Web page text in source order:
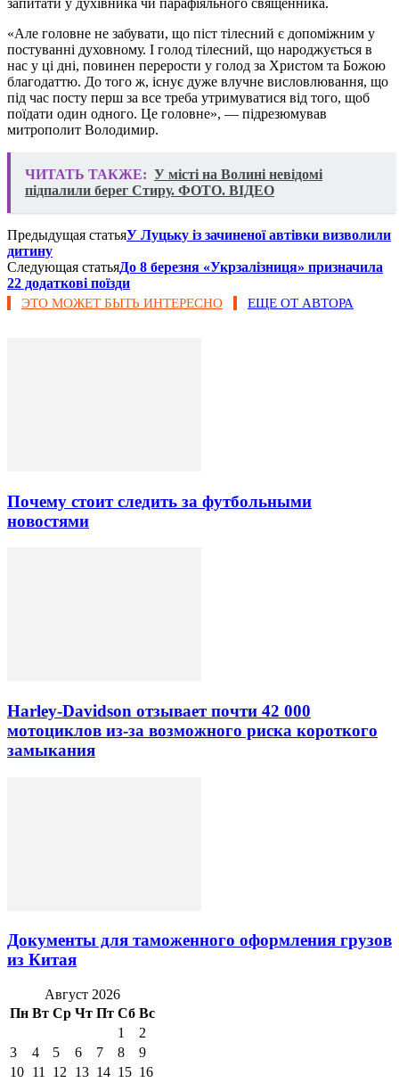
«Але головне не забувати, що піст тілесний є допоміжним у
постуванні духовному. І голод тілесний, що народжується в
нас у ці дні, повинен перерости у голод за Христом та Божою
благодаттю. До того ж, існує дуже влучне висловлювання, що
під час посту перш за все треба утримуватися від того, щоб
поїдати один одного. Це головне», — підрезюмував
митрополит Володимир.
ЧИТАТЬ ТАКЖЕ: У місті на Волині невідомі
підпалили берег Стиру. ФОТО. ВІДЕО
Предыдущая статьяУ Луцьку із зачиненої автівки визволили
дитину
Следующая статьяДо 8 березня «Укрзалізниця» призначила
22 додаткові поїзди
ЭТО МОЖЕТ БЫТЬ ИНТЕРЕСНО ЕЩЕ ОТ АВТОРА
Почему стоит следить за футбольными
новостями
Harley-Davidson отзывает почти 42 000
мотоциклов из-за возможного риска короткого
замыкания
Документы для таможенного оформления грузов
из Китая
Август 2026
Пн Вт Ср Чт Пт Сб Вс
1
2
3
4 5 6 7 8
9
10 11 12 13 14 15 16